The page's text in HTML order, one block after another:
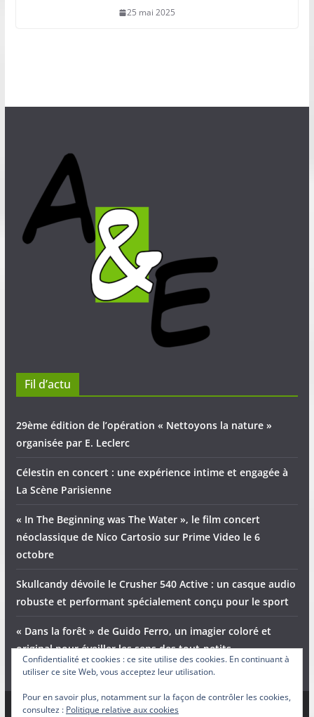
25 mai 2025
Fil d’actu
29ème édition de l’opération « Nettoyons la nature »
organisée par E. Leclerc
Célestin en concert : une expérience intime et engagée à
La Scène Parisienne
« In The Beginning was The Water », le film concert
néoclassique de Nico Cartosio sur Prime Video le 6
octobre
Skullcandy dévoile le Crusher 540 Active : un casque audio
robuste et performant spécialement conçu pour le sport
« Dans la forêt » de Guido Ferro, un imagier coloré et
original pour éveiller les sens des tout-petits
Confidentialité et cookies : ce site utilise des cookies. En continuant à
utiliser ce site Web, vous acceptez leur utilisation.
Pour en savoir plus, notamment sur la façon de contrôler les cookies,
consultez : Politique relative aux cookies